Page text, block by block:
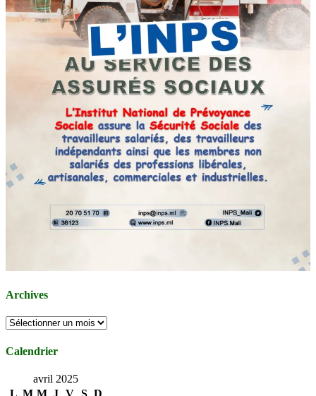
Archives
Archives
Calendrier
avril 2025
L M M J V S D